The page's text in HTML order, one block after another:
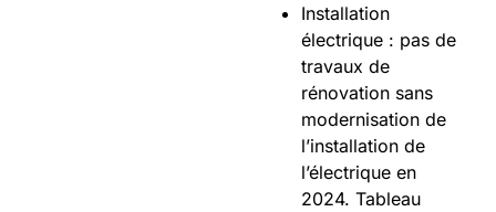
Installation
électrique : pas de
travaux de
rénovation sans
modernisation de
l’installation de
l’électrique en
2024. Tableau